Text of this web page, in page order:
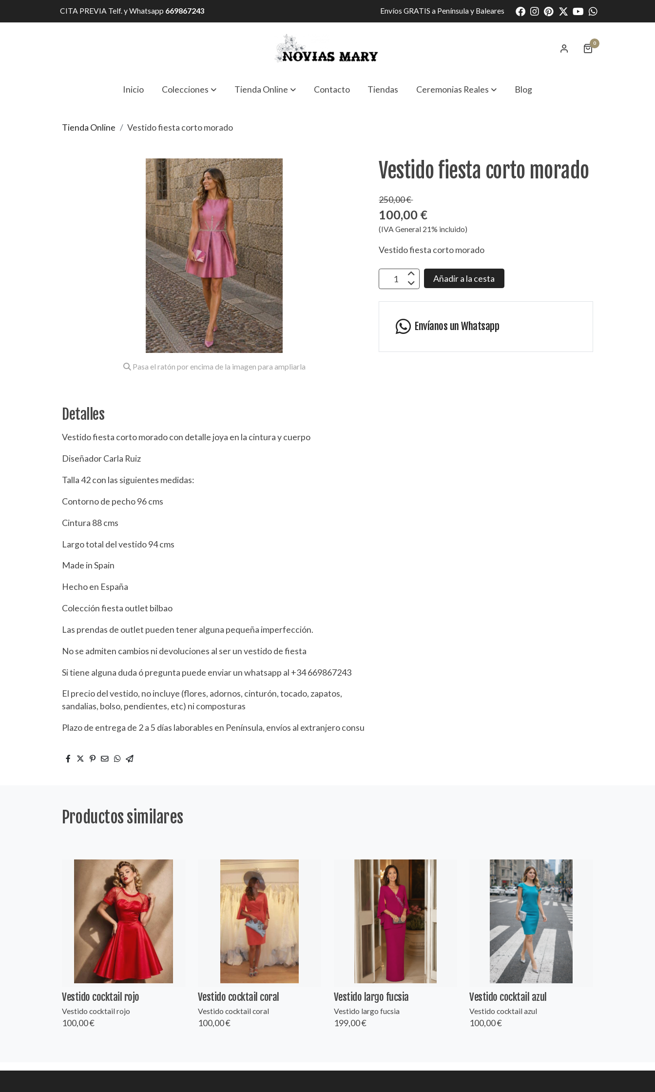
CITA PREVIA Telf. y Whatsapp 669867243 Envíos GRATIS a Península y Baleares
0
Inicio Colecciones Tienda Online Contacto Tiendas Ceremonias Reales Blog
Tienda Online Vestido fiesta corto morado
Pasa el ratón por encima de la imagen para ampliarla
Detalles
Vestido fiesta corto morado con detalle joya en la cintura y cuerpo
Diseñador Carla Ruiz
Talla 42 con las siguientes medidas:
Contorno de pecho 96 cms
Cintura 88 cms
Largo total del vestido 94 cms
Made in Spain
Hecho en España
Colección fiesta outlet bilbao
Las prendas de outlet pueden tener alguna pequeña imperfección.
No se admiten cambios ni devoluciones al ser un vestido de fiesta
Si tiene alguna duda ó pregunta puede enviar un whatsapp al +34 669867243
El precio del vestido, no incluye (flores, adornos, cinturón, tocado, zapatos,
sandalias, bolso, pendientes, etc) ni composturas
Plazo de entrega de 2 a 5 días laborables en Península, envíos al extranjero consu
Vestido fiesta corto morado
250,00 €
100,00 €
(IVA General 21% incluido)
Vestido fiesta corto morado
Añadir a la cesta
Envíanos un Whatsapp
Productos similares
Vestido cocktail rojo
Vestido cocktail rojo
100,00 €
Vestido cocktail coral
Vestido cocktail coral
100,00 €
Vestido largo fucsia
Vestido largo fucsia
199,00 €
Vestido cocktail azul
Vestido cocktail azul
100,00 €